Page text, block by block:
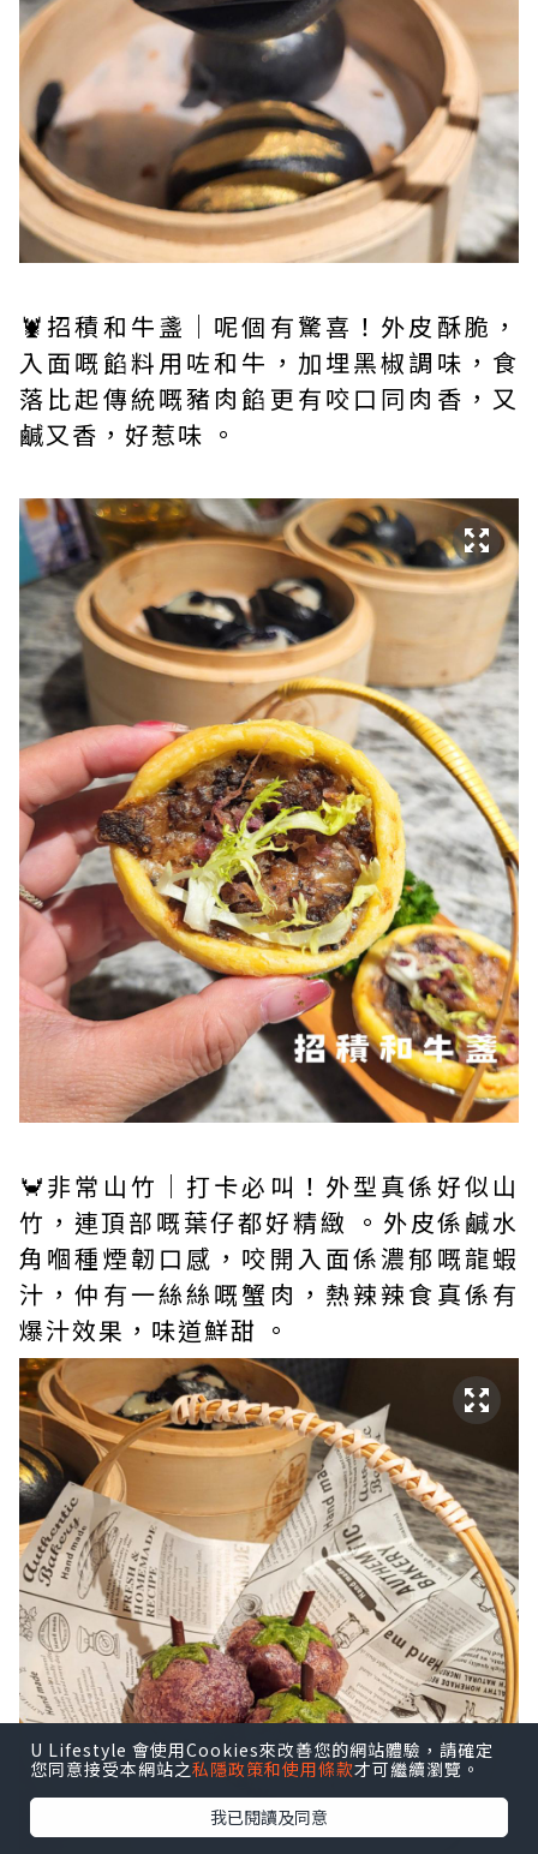
🦞招積和牛盞｜呢個有驚喜！外皮酥脆，
入面嘅餡料用咗和牛，加埋黑椒調味，食
落比起傳統嘅豬肉餡更有咬口同肉香，又
鹹又香，好惹味 。
🦀非常山竹｜打卡必叫！外型真係好似山
竹，連頂部嘅葉仔都好精緻 。外皮係鹹水
角嗰種煙韌口感，咬開入面係濃郁嘅龍蝦
汁，仲有一絲絲嘅蟹肉，熱辣辣食真係有
爆汁效果，味道鮮甜 。
U Lifestyle 會使用Cookies來改善您的網站體驗，請確定
您同意接受本網站之私隱政策和使用條款才可繼續瀏覽。
我已閱讀及同意